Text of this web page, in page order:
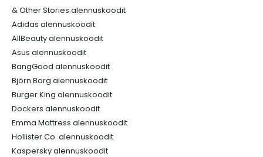
& Other Stories alennuskoodit
Adidas alennuskoodit
AllBeauty alennuskoodit
Asus alennuskoodit
BangGood alennuskoodit
Björn Borg alennuskoodit
Burger King alennuskoodit
Dockers alennuskoodit
Emma Mattress alennuskoodit
Hollister Co. alennuskoodit
Kaspersky alennuskoodit